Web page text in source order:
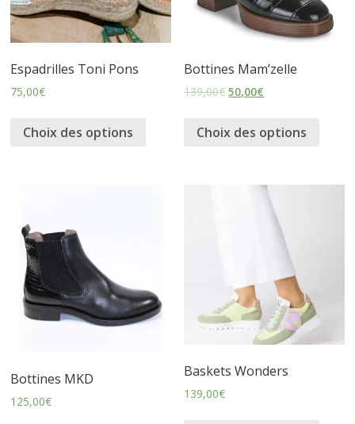
a
u
s
u
r
e
Espadrilles Toni Pons
75,00€
Choix des options
Bottines Mam’zelle
139,00€ 50,00€
Choix des options
Bottines MKD
125,00€
Baskets Wonders
139,00€